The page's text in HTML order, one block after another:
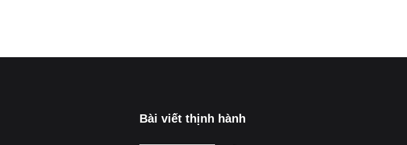
Bài viết thịnh hành